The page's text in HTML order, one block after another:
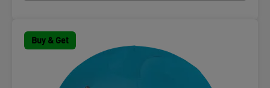
Buy & Get